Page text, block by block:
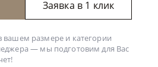
Заявка в 1 клик
вашем размере и категории
— мы подготовим для Вас